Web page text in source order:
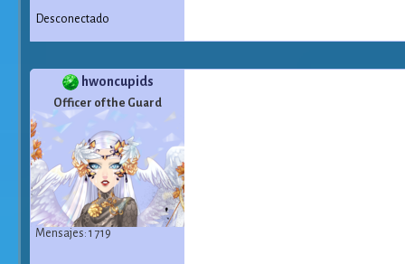
Desconectado
hwoncupids
Officer of the Guard
Mensajes: 1 719